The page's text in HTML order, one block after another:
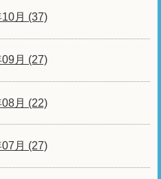
月 (37)
月 (27)
月 (22)
月 (27)